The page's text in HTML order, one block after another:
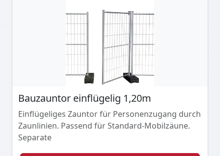
Bauzauntor einflügelig 1,20m
Einflügeliges Zauntor für Personenzugang durch
Zaunlinien. Passend für Standard-Mobilzäune.
Separate